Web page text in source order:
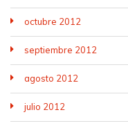
octubre 2012
septiembre 2012
agosto 2012
julio 2012